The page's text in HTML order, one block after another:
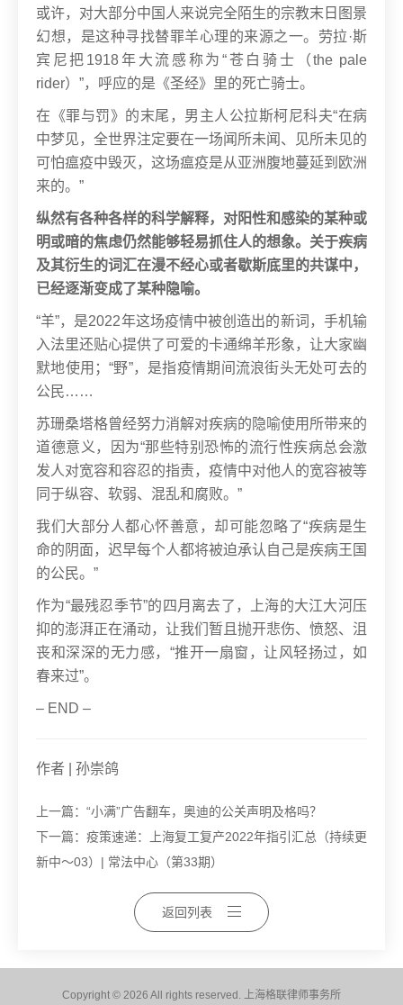
或许，对大部分中国人来说完全陌生的宗教末日图景
幻想，是这种寻找替罪羊心理的来源之一。劳拉·斯
宾尼把1918年大流感称为“苍白骑士（the pale
rider）”，呼应的是《圣经》里的死亡骑士。
在《罪与罚》的末尾，男主人公拉斯柯尼科夫“在病
中梦见，全世界注定要在一场闻所未闻、见所未见的
可怕瘟疫中毁灭，这场瘟疫是从亚洲腹地蔓延到欧洲
来的。”
纵然有各种各样的科学解释，对阳性和感染的某种或
明或暗的焦虑仍然能够轻易抓住人的想象。关于疾病
及其衍生的词汇在漫不经心或者歇斯底里的共谋中，
已经逐渐变成了某种隐喻。
“羊”，是2022年这场疫情中被创造出的新词，手机输
入法里还贴心提供了可爱的卡通绵羊形象，让大家幽
默地使用；“野”，是指疫情期间流浪街头无处可去的
公民……
苏珊桑塔格曾经努力消解对疾病的隐喻使用所带来的
道德意义，因为“那些特别恐怖的流行性疾病总会激
发人对宽容和容忍的指责，疫情中对他人的宽容被等
同于纵容、软弱、混乱和腐败。”
我们大部分人都心怀善意，却可能忽略了“疾病是生
命的阴面，迟早每个人都将被迫承认自己是疾病王国
的公民。”
作为“最残忍季节”的四月离去了，上海的大江大河压
抑的澎湃正在涌动，让我们暂且抛开悲伤、愤怒、沮
丧和深深的无力感，“推开一扇窗，让风轻扬过，如
春来过”。
– END –
作者 | 孙崇鸽
上一篇： “小满”广告翻车，奥迪的公关声明及格吗？
下一篇： 疫策速递：上海复工复产2022年指引汇总（持续更
新中～03）| 常法中心（第33期）
返回列表
Copyright © 2026 All rights reserved. 上海格联律师事务所